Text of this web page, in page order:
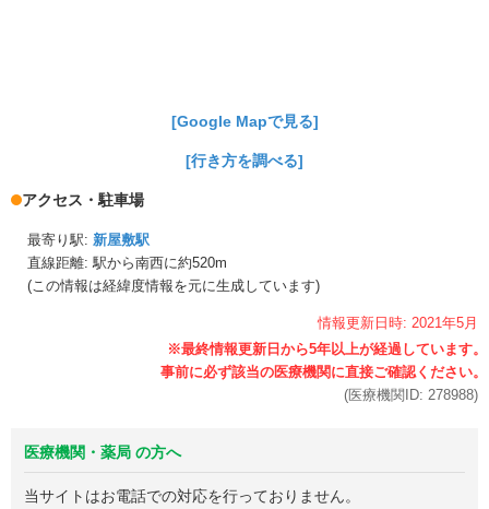
[Google Mapで見る]
[行き方を調べる]
アクセス・駐車場
最寄り駅: 新屋敷駅
直線距離: 駅から南西に約520m
(この情報は経緯度情報を元に生成しています)
情報更新日時: 2021年5月
(医療機関ID: 278988)
医療機関・薬局 の方へ
当サイトはお電話での対応を行っておりません。